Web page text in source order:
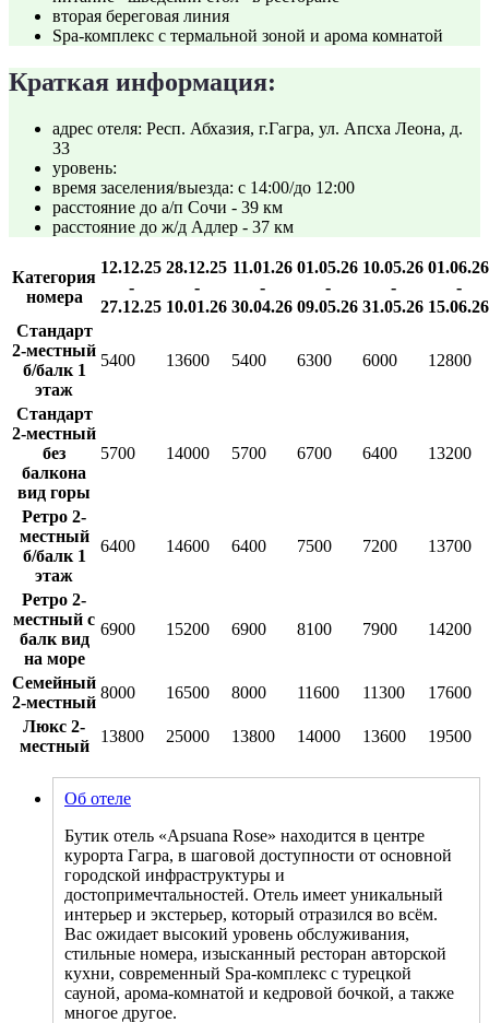
вторая береговая линия
Spa-комплекс с термальной зоной и арома комнатой
Краткая информация:
адрес отеля: Респ. Абхазия, г.Гагра, ул. Апсха Леона, д.
33
уровень:
время заселения/выезда: с 14:00/до 12:00
расстояние до а/п Сочи - 39 км
расстояние до ж/д Адлер - 37 км
Категория
номера
12.12.25
-
27.12.25
28.12.25
-
10.01.26
11.01.26
-
30.04.26
01.05.26
-
09.05.26
10.05.26
-
31.05.26
01.06.26
-
15.06.26
Стандарт
2-местный
б/балк 1
этаж
5400 13600 5400 6300 6000 12800
Стандарт
2-местный
без
балкона
вид горы
5700 14000 5700 6700 6400 13200
Ретро 2-
местный
б/балк 1
этаж
6400 14600 6400 7500 7200 13700
Ретро 2-
местный с
балк вид
на море
6900 15200 6900 8100 7900 14200
Семейный
2-местный
8000 16500 8000 11600 11300
17600
Люкс 2-
местный
13800 25000 13800 14000 13600 19500
Об отеле
Бутик отель «Apsuana Rose» находится в центре
курорта Гагра, в шаговой доступности от основной
городской инфраструктуры и
достопримечтальностей. Отель имеет уникальный
интерьер и экстерьер, который отразился во всём.
Вас ожидает высокий уровень обслуживания,
стильные номера, изысканный ресторан авторской
кухни, современный Spa-комплекс с турецкой
сауной, арома-комнатой и кедровой бочкой, а также
многое другое.